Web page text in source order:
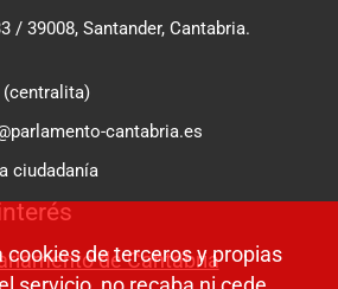
/ 39008, Santander, Cantabria.
(centralita)
cantabria.es
ciudadanía
de Cantabria
cookies de terceros y propias